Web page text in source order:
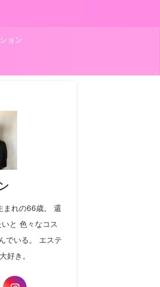
ョン
まれの66歳。 還
と 色々なコス
でいる。 エステ
好き。